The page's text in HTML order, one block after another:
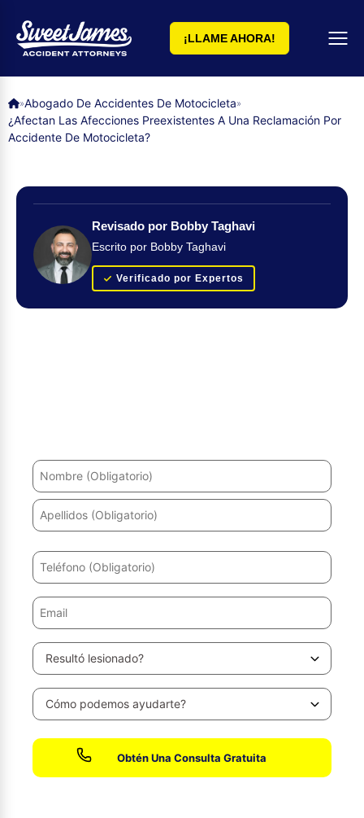
¡LLAME AHORA!
»Abogado De Accidentes De Motocicleta»
¿Afectan Las Afecciones Preexistentes A Una Reclamación Por
Accidente De Motocicleta?
Revisado por Bobby Taghavi
Escrito por Bobby Taghavi
Verificado por Expertos